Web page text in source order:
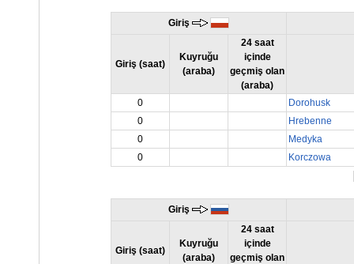
Giriş
Giriş (saat)
Kuyruğu
(araba)
24 saat
içinde
geçmiş olan
(araba)
0
Dorohusk
0
Hrebenne
0
Medyka
0
Korczowa
Giriş
Giriş (saat)
Kuyruğu
(araba)
24 saat
içinde
geçmiş olan